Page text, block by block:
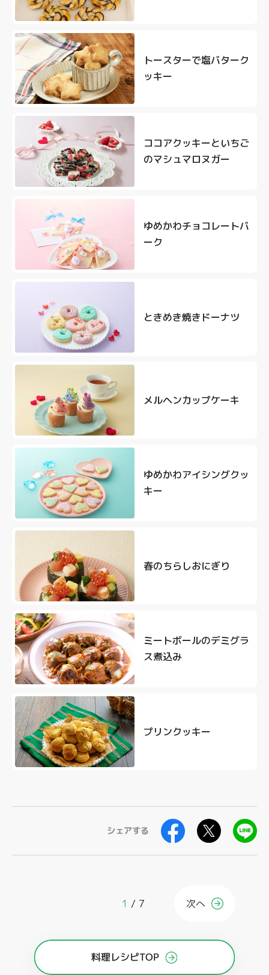
トースターで塩バターク
ッキー
ココアクッキーといちご
のマシュマロヌガー
ゆめかわチョコレートバ
ーク
ときめき焼きドーナツ
メルヘンカップケーキ
ゆめかわアイシングクッ
キー
春のちらしおにぎり
ミートボールのデミグラ
ス煮込み
プリンクッキー
シェアする
1 7 次へ
料理レシピTOP